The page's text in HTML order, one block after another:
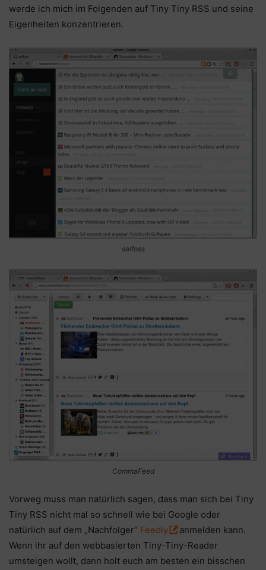
werde ich mich im Folgenden auf Tiny Tiny RSS und seine
Eigenheiten konzentrieren.
selfoss
CommaFeed
Vorweg muss man natürlich sagen, dass man sich bei Tiny
Tiny RSS nicht mal so schnell wie bei Google oder
natürlich auf dem „Nachfolger“ Feedly
anmelden kann.
Wenn ihr auf den webbasierten Tiny-Tiny-Reader
umsteigen wollt, dann holt euch am besten ein bisschen